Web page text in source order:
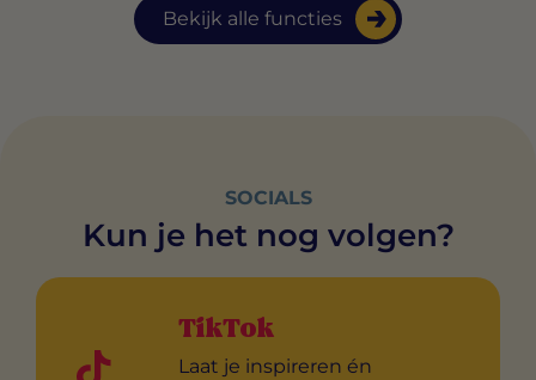
Bekijk alle functies
SOCIALS
Kun je het nog volgen?
TikTok
Laat je inspireren én